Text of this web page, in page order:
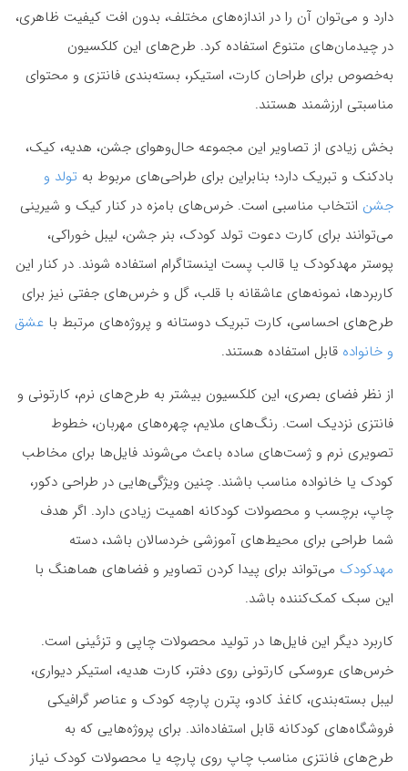
دارد و می‌توان آن را در اندازه‌های مختلف، بدون افت کیفیت ظاهری،
در چیدمان‌های متنوع استفاده کرد. طرح‌های این کلکسیون
به‌خصوص برای طراحان کارت، استیکر، بسته‌بندی فانتزی و محتوای
مناسبتی ارزشمند هستند.
بخش زیادی از تصاویر این مجموعه حال‌وهوای جشن، هدیه، کیک،
بادکنک و تبریک دارد؛ بنابراین برای طراحی‌های مربوط به تولد و
جشن انتخاب مناسبی است. خرس‌های بامزه در کنار کیک و شیرینی
می‌توانند برای کارت دعوت تولد کودک، بنر جشن، لیبل خوراکی،
پوستر مهدکودک یا قالب پست اینستاگرام استفاده شوند. در کنار این
کاربردها، نمونه‌های عاشقانه با قلب، گل و خرس‌های جفتی نیز برای
طرح‌های احساسی، کارت تبریک دوستانه و پروژه‌های مرتبط با عشق
و خانواده قابل استفاده هستند.
از نظر فضای بصری، این کلکسیون بیشتر به طرح‌های نرم، کارتونی و
فانتزی نزدیک است. رنگ‌های ملایم، چهره‌های مهربان، خطوط
تصویری نرم و ژست‌های ساده باعث می‌شوند فایل‌ها برای مخاطب
کودک یا خانواده مناسب باشند. چنین ویژگی‌هایی در طراحی دکور،
چاپ، برچسب و محصولات کودکانه اهمیت زیادی دارد. اگر هدف
شما طراحی برای محیط‌های آموزشی خردسالان باشد، دسته
مهدکودک می‌تواند برای پیدا کردن تصاویر و فضاهای هماهنگ با
این سبک کمک‌کننده باشد.
کاربرد دیگر این فایل‌ها در تولید محصولات چاپی و تزئینی است.
خرس‌های عروسکی کارتونی روی دفتر، کارت هدیه، استیکر دیواری،
لیبل بسته‌بندی، کاغذ کادو، پترن پارچه کودک و عناصر گرافیکی
فروشگاه‌های کودکانه قابل استفاده‌اند. برای پروژه‌هایی که به
طرح‌های فانتزی مناسب چاپ روی پارچه یا محصولات کودک نیاز